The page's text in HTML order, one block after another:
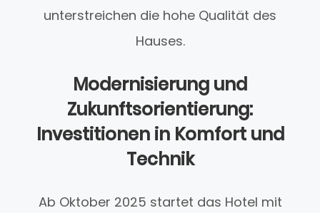
unterstreichen die hohe Qualität des
Hauses.
Modernisierung und
Zukunftsorientierung:
Investitionen in Komfort und
Technik
Ab Oktober 2025 startet das Hotel mit